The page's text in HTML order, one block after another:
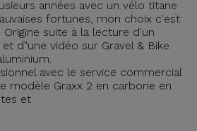
années avec un vélo titane
fortunes, mon choix c'est
suite à la lecture d'un
d"une vidéo sur Gravel & Bike
avec le service commercial
modèle Graxx 2 en carbone en
et